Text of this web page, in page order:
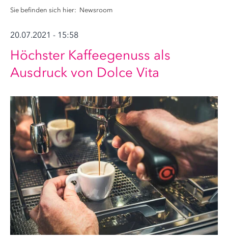
Sie befinden sich hier: Newsroom
20.07.2021 - 15:58
Höchster Kaffeegenuss als
Ausdruck von Dolce Vita